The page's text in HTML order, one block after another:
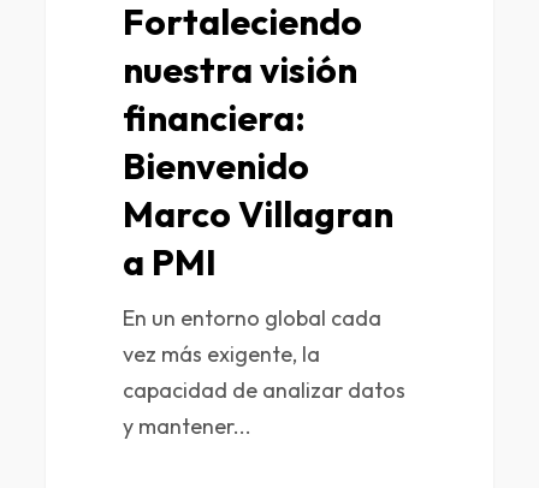
Fortaleciendo
nuestra visión
financiera:
Bienvenido
Marco Villagran
a PMI
En un entorno global cada
vez más exigente, la
capacidad de analizar datos
y mantener...